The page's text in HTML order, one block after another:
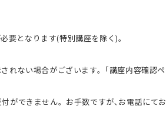
要となります(特別講座を除く)。
れない場合がございます。｢講座内容確認ペ
ができません。お手数ですが､お電話にてお